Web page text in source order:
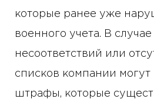
которые ранее уже
военного учета. В
несоответствий или
списков компании могут
штрафы, которые